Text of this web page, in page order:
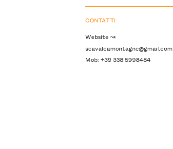
CONTATTI
Website ↝
scavalcamontagne@gmail.com
Mob: +39 338 5998484